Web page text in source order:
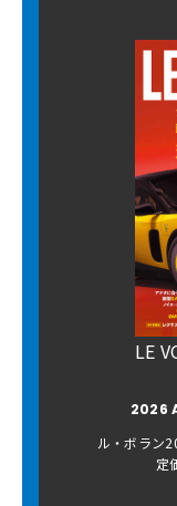
LE
2026
ル・ボラン
定